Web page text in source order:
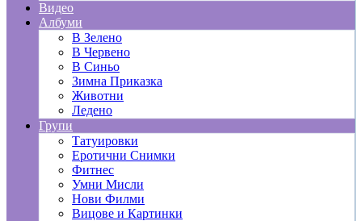
Видео
Албуми
В Зелено
В Червено
В Синьо
Зимна Приказка
Животни
Ледено
Групи
Татуировки
Еротични Снимки
Фитнес
Умни Мисли
Нови Филми
Вицове и Картинки